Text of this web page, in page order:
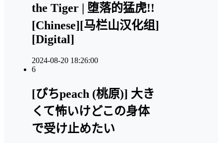
the Tiger | 堕落的猛虎!!
[Chinese][马栏山汉化组]
[Digital]
2024-08-20 18:26:00
6
[ぴちpeach (桃原)] 大き
くて怖いけどこの身体
で受け止めたい